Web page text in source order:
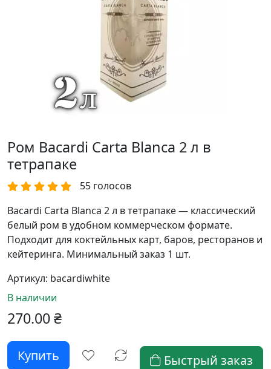
Ром Bacardi Carta Blanca 2 л в
тетрапаке
55 голосов
Bacardi Carta Blanca 2 л в тетрапаке — классический
белый ром в удобном коммерческом формате.
Подходит для коктейльных карт, баров, ресторанов и
кейтеринга. Минимальный заказ 1 шт.
Артикул: bacardiwhite
В наличии
270.00₴
Быстрый заказ